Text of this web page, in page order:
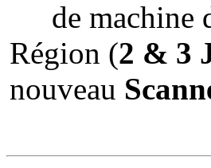
de machine
Région (2 & 3
nouveau